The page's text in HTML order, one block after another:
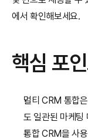
에서 확인해보세요.
핵심 포
멀티 CRM 통합
도 일관된 마케팅
통합 CRM을 사